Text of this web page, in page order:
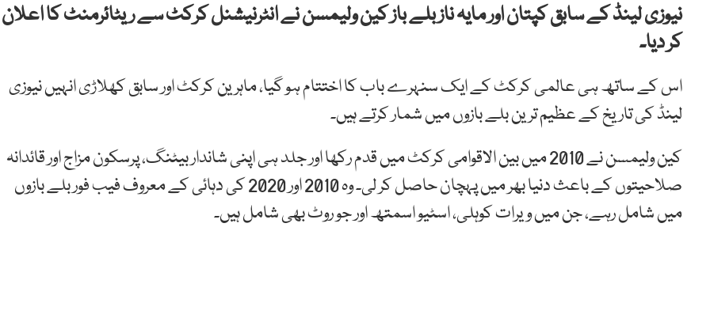
نیوزی لینڈ کے سابق کپتان اور مایہ ناز بلے باز کین ولیمسن نے انٹرنیشنل کرکٹ سے ریٹائرمنٹ کا اعلان
کر دیا۔
اس کے ساتھ ہی عالمی کرکٹ کے ایک سنہرے باب کا اختتام ہو گیا، ماہرین کرکٹ اور سابق کھلاڑی انہیں نیوزی
لینڈ کی تاریخ کے عظیم ترین بلے بازوں میں شمار کرتے ہیں۔
کین ولیمسن نے 2010 میں بین الاقوامی کرکٹ میں قدم رکھا اور جلد ہی اپنی شاندار بیٹنگ، پرسکون مزاج اور قائدانہ
صلاحیتوں کے باعث دنیا بھر میں پہچان حاصل کر لی۔ وہ 2010 اور 2020 کی دہائی کے معروف فیب فور بلے بازوں
میں شامل رہے، جن میں ویرات کوہلی، اسٹیو اسمتھ اور جو روٹ بھی شامل ہیں۔